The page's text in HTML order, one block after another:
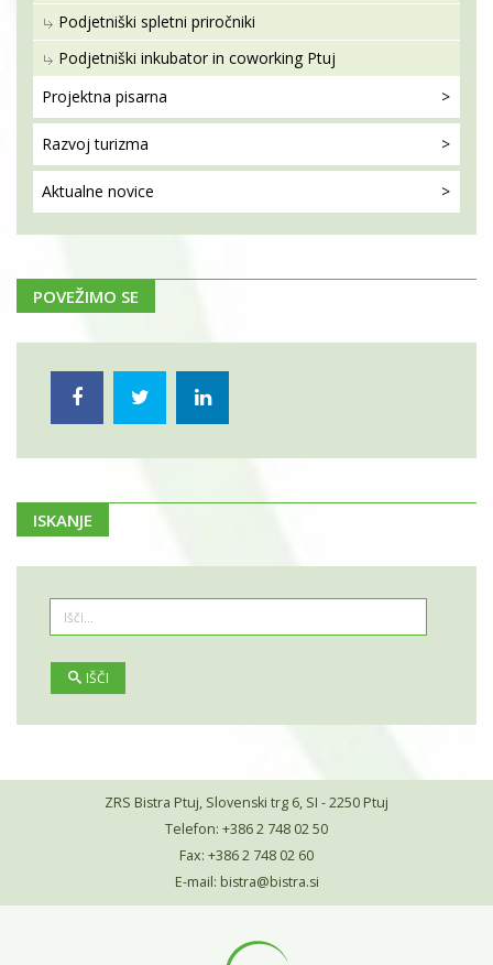
Podjetniški spletni priročniki
Podjetniški inkubator in coworking Ptuj
Projektna pisarna
Razvoj turizma
Aktualne novice
POVEŽIMO SE
ISKANJE
IŠČI
ZRS Bistra Ptuj, Slovenski trg 6, SI - 2250 Ptuj
Telefon: +386 2 748 02 50
Fax: +386 2 748 02 60
E-mail: bistra@bistra.si